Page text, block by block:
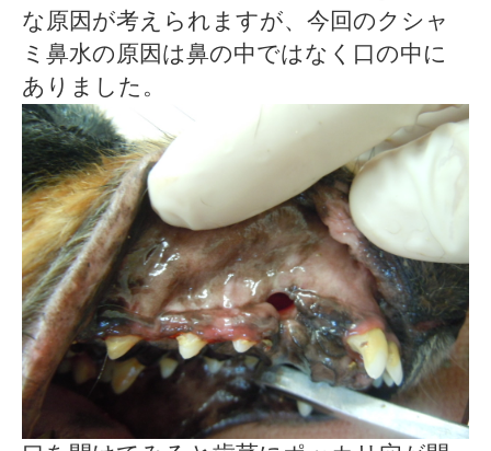
な原因が考えられますが、今回のクシャ
ミ鼻水の原因は鼻の中ではなく口の中に
ありました。